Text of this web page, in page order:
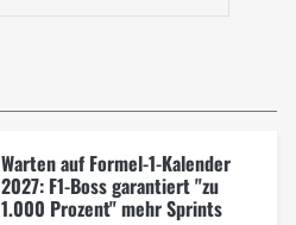
Warten auf Formel-1-Kalender
2027: F1-Boss garantiert "zu
1.000 Prozent" mehr Sprints